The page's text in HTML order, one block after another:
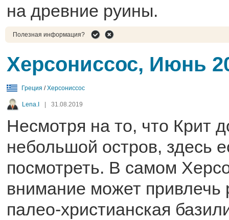
на древние руины.
Полезная информация?
Херсониссос, Июнь
Греция /Херсониссос
Lena.I 31.08.2019
Несмотря на то, что Крит
небольшой остров, здесь
посмотреть. В самом
внимание может привлечь
палео-христианская